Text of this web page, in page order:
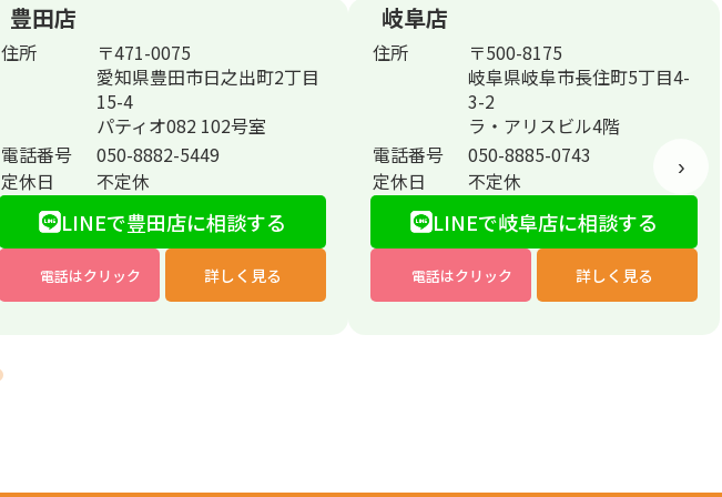
›
豊田店
住所
〒471-0075
愛知県豊田市日之出町2丁目
15-4
パティオ082 102号室
電話番号
050-8882-5449
定休日
不定休
LINEで豊田店に相談する
電話はクリック 詳しく見る
岐阜店
住所
〒500-8175
岐阜県岐阜市長住町5丁目4-
3-2
ラ・アリスビル4階
電話番号
050-8885-0743
定休日
不定休
LINEで岐阜店に相談する
電話はクリック 詳しく見る